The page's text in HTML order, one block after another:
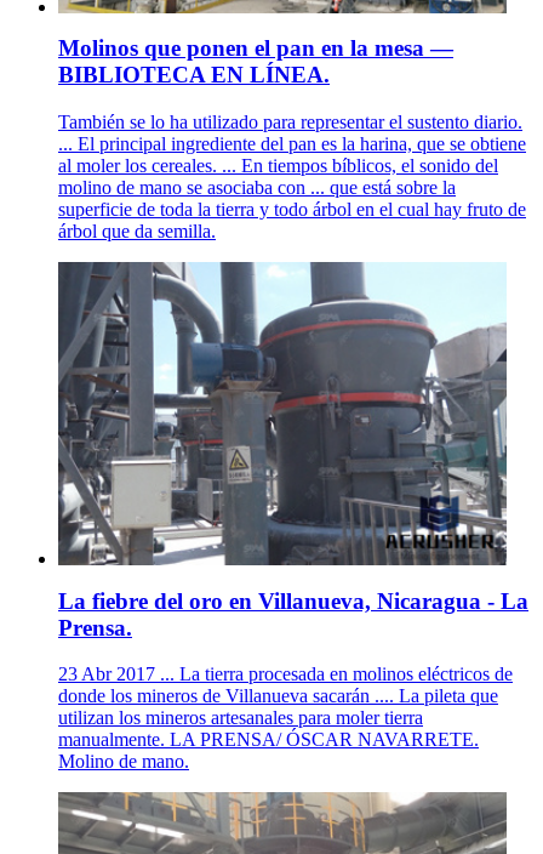
Molinos que ponen el pan en la mesa —
BIBLIOTECA EN LÍNEA.
También se lo ha utilizado para representar el sustento diario.
... El principal ingrediente del pan es la harina, que se obtiene
al moler los cereales. ... En tiempos bíblicos, el sonido del
molino de mano se asociaba con ... que está sobre la
superficie de toda la tierra y todo árbol en el cual hay fruto de
árbol que da semilla.
La fiebre del oro en Villanueva, Nicaragua - La
Prensa.
23 Abr 2017 ... La tierra procesada en molinos eléctricos de
donde los mineros de Villanueva sacarán .... La pileta que
utilizan los mineros artesanales para moler tierra
manualmente. LA PRENSA/ ÓSCAR NAVARRETE.
Molino de mano.